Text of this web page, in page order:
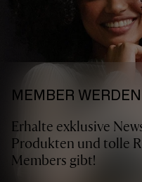
MEMBER WERDEN
Erhalte exklusive
Produkten und tolle
Members gibt!